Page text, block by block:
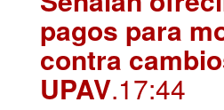
pagos para
contra
UPAV.17:44